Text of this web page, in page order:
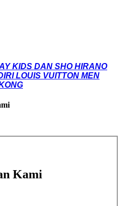
KIDS DAN SHO HIRANO
LOUIS VUITTON MEN
Kami